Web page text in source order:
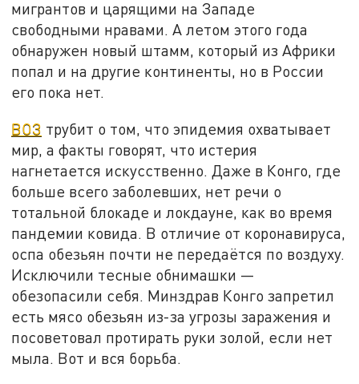
мигрантов и царящими на Западе
свободными нравами. А летом этого года
обнаружен новый штамм, который из Африки
попал и на другие континенты, но в России
его пока нет.
ВОЗ трубит о том, что эпидемия охватывает
мир, а факты говорят, что истерия
нагнетается искусственно. Даже в Конго, где
больше всего заболевших, нет речи о
тотальной блокаде и локдауне, как во время
пандемии ковида. В отличие от коронавируса,
оспа обезьян почти не передаётся по воздуху.
Исключили тесные обнимашки —
обезопасили себя. Минздрав Конго запретил
есть мясо обезьян из-за угрозы заражения и
посоветовал протирать руки золой, если нет
мыла. Вот и вся борьба.